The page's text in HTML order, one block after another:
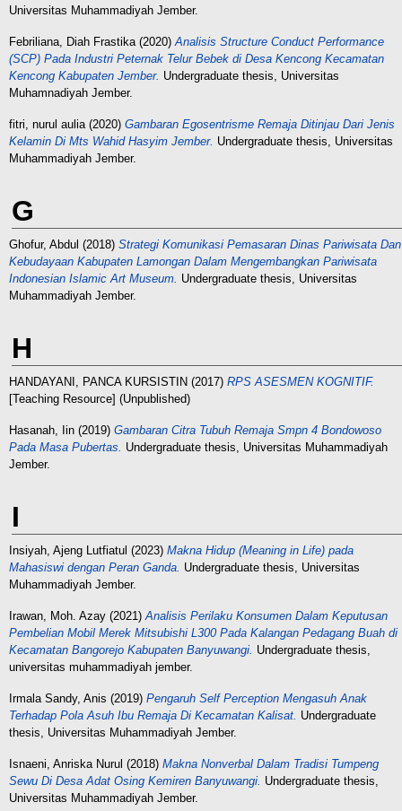
Universitas Muhammadiyah Jember.
Febriliana, Diah Frastika(2020)Analisis Structure Conduct Performance
(SCP) Pada Industri Peternak Telur Bebek di Desa Kencong Kecamatan
Kencong Kabupaten Jember. Undergraduate thesis, Universitas
Muhamnadiyah Jember.
fitri, nurul aulia(2020) Gambaran Egosentrisme Remaja Ditinjau Dari Jenis
Kelamin Di Mts Wahid Hasyim Jember. Undergraduate thesis, Universitas
Muhammadiyah Jember.
G
Ghofur, Abdul (2018) Strategi Komunikasi Pemasaran Dinas Pariwisata Dan
Kebudayaan Kabupaten Lamongan Dalam Mengembangkan Pariwisata
Indonesian Islamic Art Museum. Undergraduate thesis, Universitas
Muhammadiyah Jember.
H
HANDAYANI, PANCA KURSISTIN (2017) RPS ASESMEN KOGNITIF.
[Teaching Resource] (Unpublished)
Hasanah, Iin (2019) Gambaran Citra Tubuh Remaja Smpn 4 Bondowoso
Pada Masa Pubertas. Undergraduate thesis, Universitas Muhammadiyah
Jember.
I
Insiyah, Ajeng Lutfiatul (2023) Makna Hidup (Meaning in Life) pada
Mahasiswi dengan Peran Ganda. Undergraduate thesis, Universitas
Muhammadiyah Jember.
Irawan, Moh. Azay (2021)Analisis Perilaku Konsumen Dalam Keputusan
Pembelian Mobil Merek Mitsubishi L300 Pada Kalangan Pedagang Buah di
Kecamatan Bangorejo Kabupaten Banyuwangi. Undergraduate thesis,
universitas muhammadiyah jember.
Irmala Sandy, Anis (2019) Pengaruh Self Perception Mengasuh Anak
Terhadap Pola Asuh Ibu Remaja Di Kecamatan Kalisat. Undergraduate
thesis, Universitas Muhammadiyah Jember.
Isnaeni, Anriska Nurul (2018) Makna Nonverbal Dalam Tradisi Tumpeng
Sewu Di Desa Adat Osing Kemiren Banyuwangi. Undergraduate thesis,
Universitas Muhammadiyah Jember.